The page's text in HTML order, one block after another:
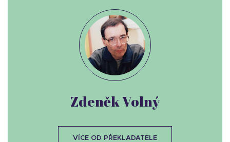
Zdeněk Volný
VÍCE OD PŘEKLADATELE